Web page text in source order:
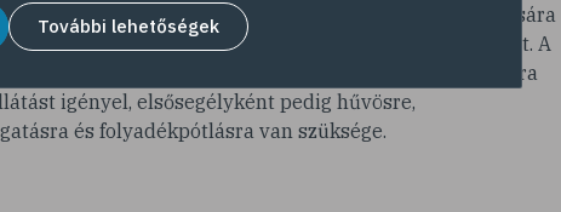
a nagy meleg és a fizikai megerőltetés, együttes hatására
teljesen felboríthatja a test só- és folyadékháztartását. A
és hasi görcsök, a hányinger, a látászavar és a szapora
igényel, elsősegélyként pedig hűvösre,
és folyadékpótlásra van szüksége.
További lehetőségek